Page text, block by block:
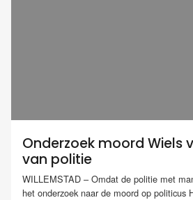
Onderzoek moord Wiels
van politie
WILLEMSTAD – Omdat de politie met
het onderzoek naar de moord op politicus